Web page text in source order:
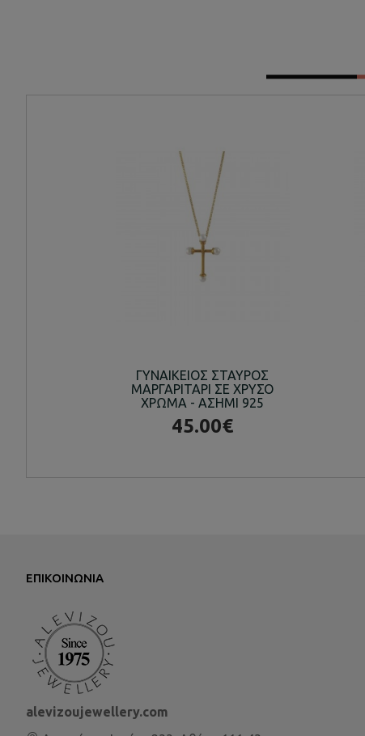
ΓΥΝΑΙΚΕΙΟΣ ΣΤΑΥΡΟΣ
ΜΑΡΓΑΡΙΤΑΡΙ ΣΕ ΧΡΥΣΟ
ΧΡΩΜΑ - ΑΣΗΜΙ 925
45.00€
ΕΠΙΚΟΙΝΩΝΊΑ
alevizoujewellery.com